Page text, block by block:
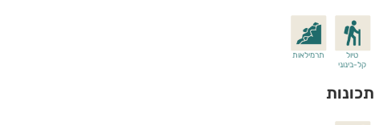
טיול
קל-בינוני
תרמילאות
תכונות